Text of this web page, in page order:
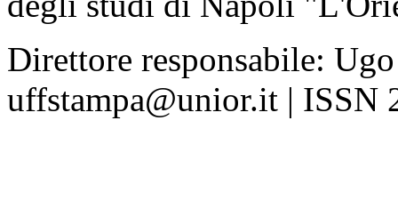
Direttore responsabile:
uffstampa@unior.it | ISSN